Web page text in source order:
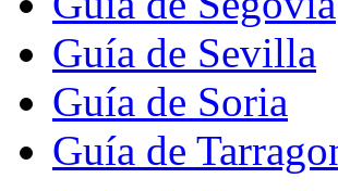
Guía de Sevilla
Guía de Soria
Guía de